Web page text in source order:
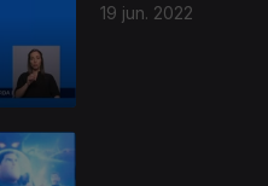
19 jun. 2022